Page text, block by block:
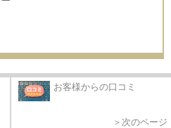
お客様からの口コミ
＞次のページ